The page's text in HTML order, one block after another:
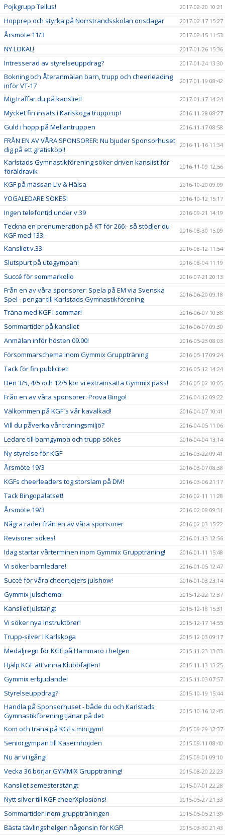
Pojkgrupp Tellus! 2017-02-20 10:21
Hopprep och styrka på Norrstrandsskolan onsdagar 2017-02-17 15:27
Årsmöte 11/3 2017-02-15 11:53
NY LOKAL! 2017-01-26 15:36
Intresserad av styrelseuppdrag? 2017-01-24 13:30
Bokning och Återanmälan barn, trupp och cheerleading
inför VT-17
2017-01-19 08:42
Mig träffar du på kansliet! 2017-01-17 14:24
Mycket fin insats i Karlskoga truppcup! 2016-11-28 08:27
Guld i hopp på Mellantruppen 2016-11-17 08:58
FRÅN EN AV VÅRA SPONSORER: Nu bjuder Sponsorhuset
dig på ett gratisköp!!
2016-11-16 11:34
Karlstads Gymnastikförening söker driven kanslist för
föräldravik
2016-11-09 12:56
KGF på mässan Liv & Hälsa 2016-10-20 09:09
YOGALEDARE SÖKES! 2016-10-12 15:17
Ingen telefontid under v.39 2016-09-21 14:19
Teckna en prenumeration på KT för 266:- så stödjer du
KGF med 133:-
2016-08-30 15:09
Kansliet v.33 2016-08-12 11:54
Slutspurt på utegympan! 2016-08-04 11:19
Succé för sommarkollo 2016-07-21 20:13
Från en av våra sponsorer: Spela på EM via Svenska
Spel - pengar till Karlstads Gymnastikförening
2016-06-20 09:18
Träna med KGF i sommar! 2016-06-07 10:38
Sommartider på kansliet 2016-06-07 09:30
Anmälan inför hösten 09.00! 2016-05-23 08:03
Försommarschema inom Gymmix Gruppträning 2016-05-17 09:24
Tack för fin publicitet! 2016-05-12 14:24
Den 3/5, 4/5 och 12/5 kör vi extrainsatta Gymmix pass! 2016-05-02 10:05
Från en av våra sponsorer: Prova Bingo! 2016-04-12 09:22
Välkommen på KGF`s vår kavalkad! 2016-04-07 10:41
Vill du påverka vår träningsmiljö? 2016-04-05 11:06
Ledare till barngympa och trupp sökes 2016-04-04 13:14
Ny styrelse för KGF 2016-03-22 09:41
Årsmöte 19/3 2016-03-07 08:38
KGFs cheerleaders tog storslam på DM! 2016-03-06 21:17
Tack Bingopalatset! 2016-02-11 11:28
Årsmöte 19/3 2016-02-09 09:31
Några rader från en av våra sponsorer 2016-02-03 15:22
Revisorer sökes! 2016-01-13 12:56
Idag startar vårterminen inom Gymmix Gruppträning! 2016-01-11 15:48
Vi söker barnledare! 2016-01-05 12:47
Succé för våra cheertjejers julshow! 2016-01-03 23:14
Gymmix Julschema! 2015-12-22 12:37
Kansliet julstängt 2015-12-18 15:31
Vi söker nya instruktörer! 2015-12-17 14:55
Trupp-silver i Karlskoga 2015-12-03 09:17
Medaljregn för KGF på Hammarö i helgen 2015-11-23 13:33
Hjälp KGF att vinna Klubbfajten! 2015-11-13 13:25
Gymmix erbjudande! 2015-11-03 07:57
Styrelseuppdrag? 2015-10-19 15:44
Handla på Sponsorhuset - både du och Karlstads
Gymnastikförening tjänar på det
2015-10-16 12:45
Kom och träna på KGFs minigym! 2015-09-29 12:37
Seniorgympan till Kasernhöjden 2015-09-11 08:40
Nu är vi igång! 2015-09-01 09:10
Vecka 36 börjar GYMMIX Gruppträning! 2015-08-20 22:23
Kansliet semesterstängt 2015-07-01 22:28
Nytt silver till KGF cheerXplosions! 2015-05-27 21:33
Sommartider inom gruppträningen 2015-05-05 21:39
Bästa tävlingshelgen någonsin för KGF! 2015-03-30 21:43